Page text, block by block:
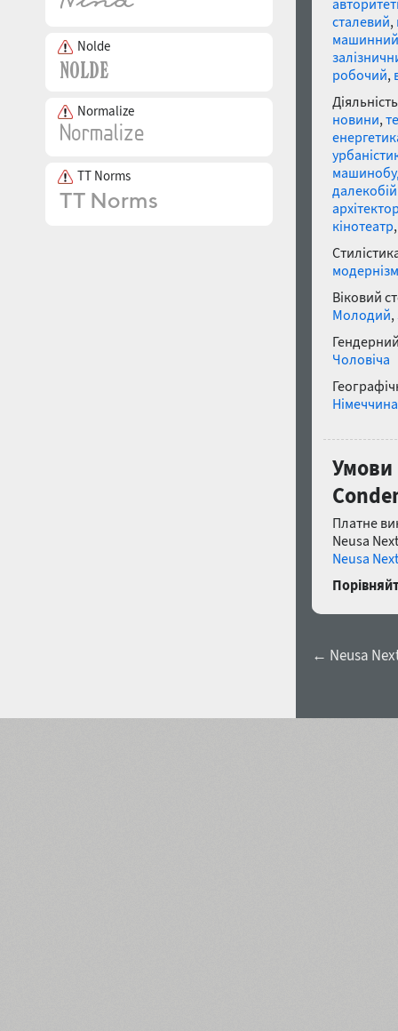
Nolde
Normalize
TT Norms
сталевий,
машинний
робочий,
новини,
кінотеатр
модернізм
Віковий
Молодий,
Чоловіча
Німеччина
Умови
Платне
Neusa
Neusa
← Neusa